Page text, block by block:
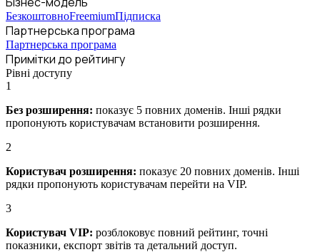
БезкоштовноFreemiumПідписка
Партнерська програма
Партнерська програма
Примітки до рейтингу
Рівні доступу
1
Без розширення: показує 5 повних доменів. Інші рядки
пропонують користувачам встановити розширення.
2
Користувач розширення: показує 20 повних доменів. Інші
рядки пропонують користувачам перейти на VIP.
3
Користувач VIP: розблоковує повний рейтинг, точні
показники, експорт звітів та детальний доступ.